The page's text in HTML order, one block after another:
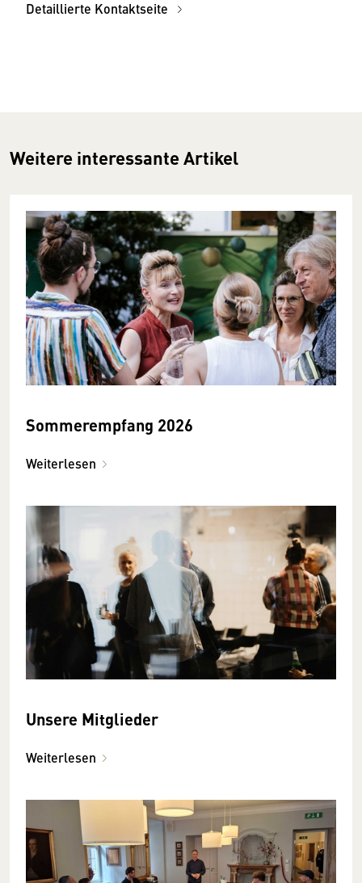
Detaillierte Kontaktseite
Weitere interessante Artikel
Sommerempfang 2026
Weiterlesen
Unsere Mitglieder
Weiterlesen